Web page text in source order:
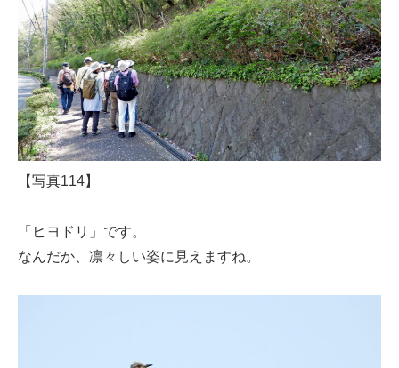
【写真114】
「ヒヨドリ」です。
なんだか、凛々しい姿に見えますね。